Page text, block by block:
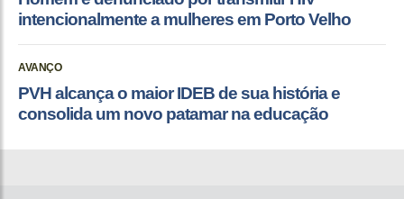
intencionalmente a mulheres em Porto Velho
AVANÇO
PVH alcança o maior IDEB de sua história e
consolida um novo patamar na educação